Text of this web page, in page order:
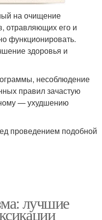
на очищение
отравляющих его и
функционировать.
здоровья и
несоблюдение
правил зачастую
— ухудшению
проведением подобной
лучшие